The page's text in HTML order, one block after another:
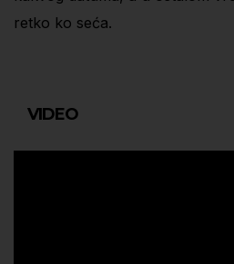
retko ko seća.
VIDEO